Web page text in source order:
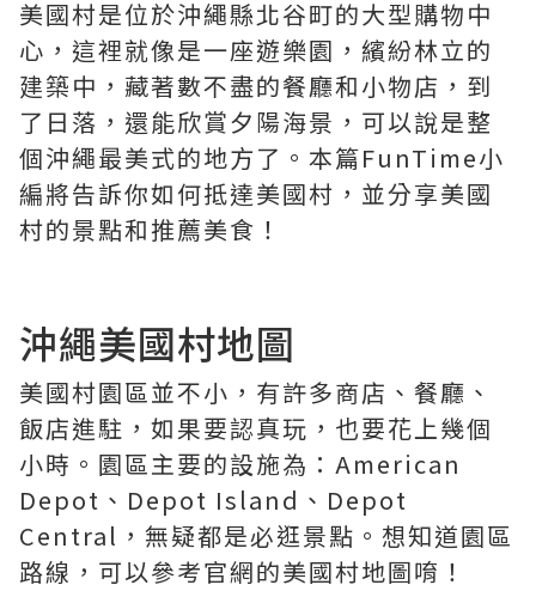
美國村是位於沖繩縣北谷町的大型購物中
心，這裡就像是一座遊樂園，繽紛林立的
建築中，藏著數不盡的餐廳和小物店，到
了日落，還能欣賞夕陽海景，可以說是整
個沖繩最美式的地方了。本篇FunTime小
編將告訴你如何抵達美國村，並分享美國
村的景點和推薦美食！
沖繩美國村地圖
美國村園區並不小，有許多商店、餐廳、
飯店進駐，如果要認真玩，也要花上幾個
小時。園區主要的設施為：American
Depot、Depot Island、Depot
Central，無疑都是必逛景點。想知道園區
路線，可以參考官網的美國村地圖唷！